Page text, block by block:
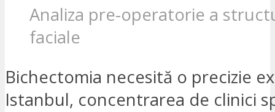
Analiza pre-operatorie a
faciale
Bichectomia necesită o precizie
Istanbul, concentrarea de clinici